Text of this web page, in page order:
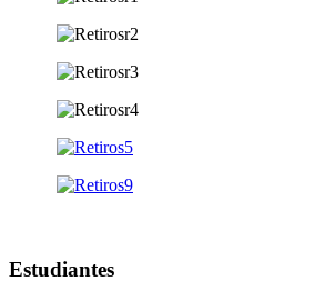
Estudiantes